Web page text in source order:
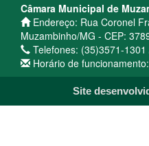
Câmara Municipal de
Endereço: Rua Coronel
Muzambinho/MG - CEP:
Telefones: (35)3571-
Horário de
Site